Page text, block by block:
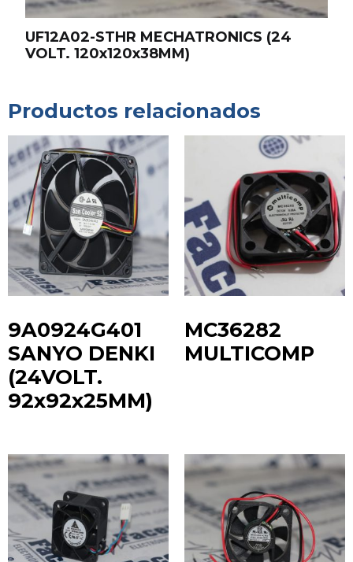
UF12A02-STHR MECHATRONICS (24
VOLT. 120x120x38MM)
Productos relacionados
9A0924G401
SANYO DENKI
(24VOLT.
92x92x25MM)
MC36282
MULTICOMP